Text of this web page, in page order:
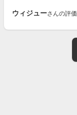
ウィジューさんの評価